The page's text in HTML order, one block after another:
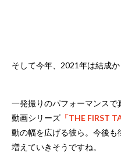
そして今年、2021年は結成
一発撮りのパフォーマンス
動画シリーズ 「THE FIRST
動の幅を広げる彼ら。今後
増えていきそうですね。